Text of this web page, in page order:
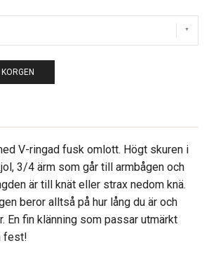
V-ringad fusk omlott. Högt skuren i
3/4 ärm som går till armbågen och
är till knät eller strax nedom knä.
beror alltså på hur lång du är och
En fin klänning som passar utmärkt
fest!